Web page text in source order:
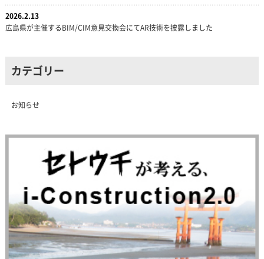
2026.2.13
広島県が主催するBIM/CIM意見交換会にてAR技術を披露しました
カテゴリー
お知らせ